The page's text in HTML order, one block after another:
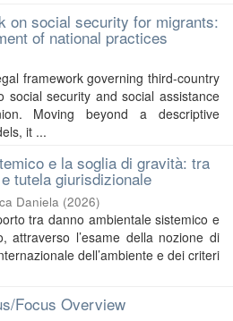
on social security for migrants:
of national practices
framework governing third-country
social security and social assistance
Moving beyond a descriptive
it ...
e la soglia di gravità: tra
tutela giurisdizionale
Daniela (2026)
tra danno ambientale sistemico e
attraverso l’esame della nozione di
dell’ambiente e dei criteri
Focus Overview